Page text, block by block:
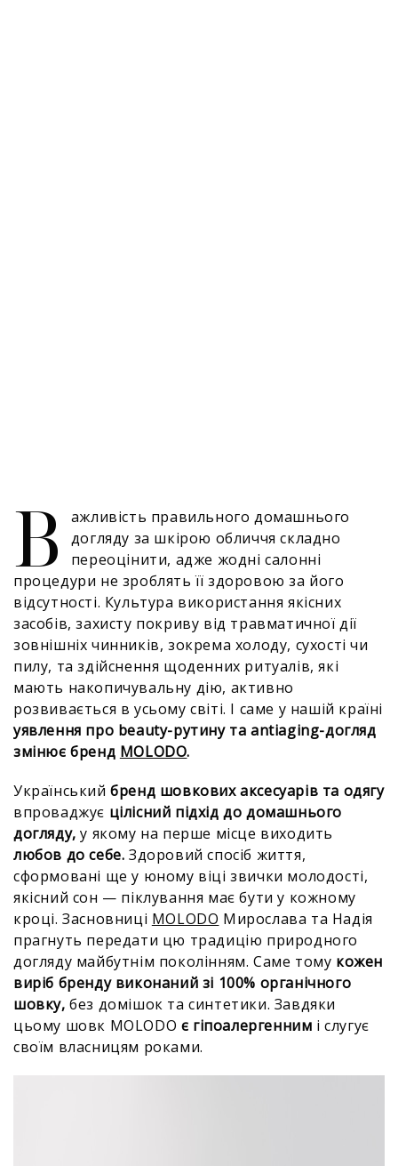
В
ажливість правильного домашнього
догляду за шкірою обличчя складно
переоцінити, адже жодні салонні
процедури не зроблять її здоровою за його
відсутності. Культура використання якісних
засобів, захисту покриву від травматичної дії
зовнішніх чинників, зокрема холоду, сухості чи
пилу, та здійснення щоденних ритуалів, які
мають накопичувальну дію, активно
розвивається в усьому світі. І саме у нашій країні
уявлення про beauty-рутину та antiaging-догляд
змінює бренд MOLODO.
Українськийбренд шовкових аксесуарів та одягу
впроваджує цілісний підхід до домашнього
догляду, у якому на перше місце виходить
любов до себе. Здоровий спосіб життя,
сформовані ще у юному віці звички молодості,
якісний сон — піклування має бути у кожному
кроці. Засновниці MOLODO Мирослава та Надія
прагнуть передати цю традицію природного
догляду майбутнім поколінням. Саме тому кожен
виріб бренду виконаний зі 100% органічного
шовку, без домішок та синтетики. Завдяки
цьому шовк MOLODO є гіпоалергенним і слугує
своїм власницям роками.